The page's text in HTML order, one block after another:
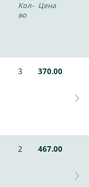
Кол-
во
Цена
3 370.00
2 467.00